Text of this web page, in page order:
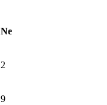
Ne
2
9